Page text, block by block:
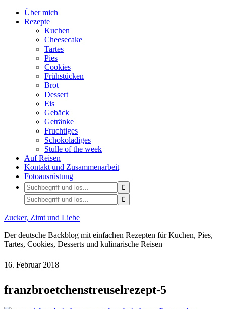
Über mich
Rezepte
Kuchen
Cheesecake
Tartes
Pies
Cookies
Frühstücken
Brot
Dessert
Eis
Gebäck
Getränke
Fruchtiges
Schokoladiges
Stulle of the week
Auf Reisen
Kontakt und Zusammenarbeit
Fotoausrüstung
Zucker, Zimt und Liebe
Der deutsche Backblog mit einfachen Rezepten für Kuchen, Pies,
Tartes, Cookies, Desserts und kulinarische Reisen
16. Februar 2018
franzbroetchenstreuselrezept-5